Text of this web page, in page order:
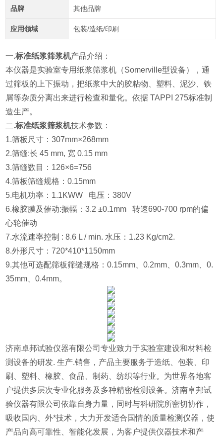
品牌 其他品牌
应用领域 包装/造纸/印刷
一.标准纸浆筛浆机产品介绍：
本仪器是实验室专用纸浆筛浆机（Somerville型设备），通
过筛板的上下振动，把纸浆中大的胶粘物、塑料、泥沙、铁
屑等杂质分离出来进行检查和量化。依据 TAPPI 275标准制
造生产。
二.标准纸浆筛浆机技术参数：
1.筛板尺寸：307mm×268mm
2.筛缝:长 45 mm, 宽 0.15 mm
3.筛缝数目：126×6=756
4.筛板筛缝规格：0.15mm
5.电机功率：1.1KWW 电压：380V
6.橡胶膜及催动:振幅：3.2 ±0.1mm 转速690-700 rpm的偏
心轮催动
7.水流速率控制 : 8.6 L / min. 水压：1.23 Kg/cm2.
8.外形尺寸：720*410*1150mm
9.其他可选配筛板筛缝规格：0.15mm、0.2mm、0.3mm、0.
35mm、0.4mm。
济南卓邦试验仪器有限公司专业致力于实验室建设和材料检
测设备的研发. 生产.销售，产品主要服务于造纸、包装、印
刷、塑料、橡胶、食品、制药、纺织等行业。为世界各地客
户提供多层次专业化服务及多种精密检测设备。济南卓邦试
验仪器有限公司依靠自身力量，同时与科研院所密切协作，
吸收国内、外*技术，大力开发适合国情的质量检测仪器，使
产品向高可靠性、智能化发展，为客户提供仪器技术和产